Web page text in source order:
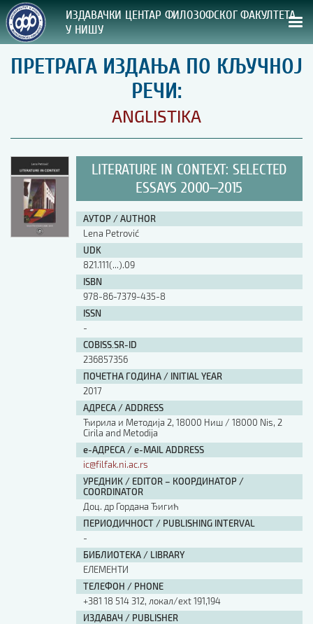
ИЗДАВАЧКИ ЦЕНТАР ФИЛОЗОФСКОГ ФАКУЛТЕТА
У НИШУ
СВА НАША ИЗДАЊА
ВРСТА ИЗДАЊА:
ПРЕГЛЕД
УПУТСТВА
УПУТСТВА
Правилник о издавачкој делатности
Упутство ауторима
Упутство уредницима
Изјава о ауторству
Изјава о лектури
Изјава о коришћењу ауторског дела
Упутство за бирање лиценце
Уговор са аутором
Шаблон прве стране и импресума [B5, ћир]
Шаблон прве стране и импресума [B5, лат]
Шаблон прве стране и импресума [B5, енг]
Етички кодекс
ПРЕТРАГА ИЗДАЊА
Наслов или део наслова
ПРЕТРАГА ИЗДАЊА ПО КЉУЧНОЈ
РЕЧИ:
ANGLISTIKA
LITERATURE IN CONTEXT: SELECTED
ESSAYS 2000‒2015
АУТОР / AUTHOR
Lena Petrović
UDK
821.111(...).09
ISBN
978-86-7379-435-8
ISSN
-
COBISS.SR-ID
236857356
ПОЧЕТНА ГОДИНА / INITIAL YEAR
2017
АДРЕСА / ADDRESS
Ћирила и Методија 2, 18000 Ниш / 18000 Nis, 2
Cirila and Metodija
е-АДРЕСА / e-MAIL ADDRESS
ic@filfak.ni.ac.rs
УРЕДНИК / EDITOR – КООРДИНАТОР /
COORDINATOR
Доц. др Гордана Ђигић
ПЕРИОДИЧНОСТ / PUBLISHING INTERVAL
-
БИБЛИОТЕКА / LIBRARY
ЕЛЕМЕНТИ
ТЕЛЕФОН / PHONE
+381 18 514 312, локал/ext 191,194
ИЗДАВАЧ / PUBLISHER